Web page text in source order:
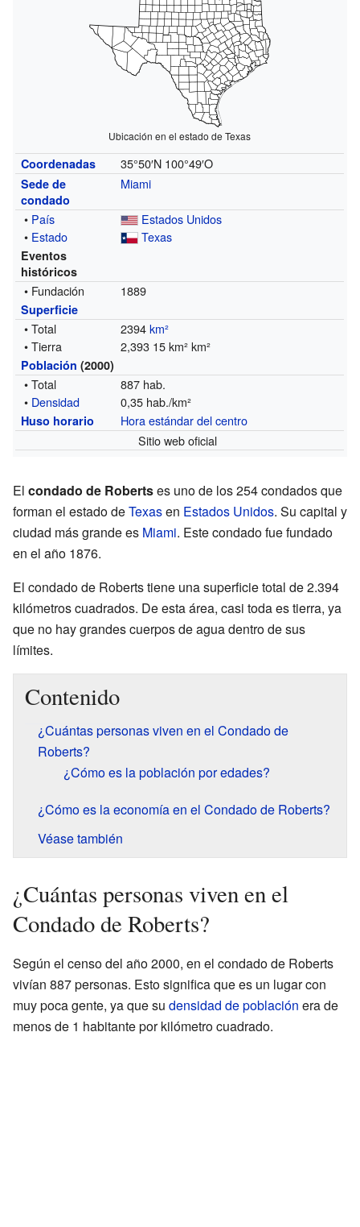
Ubicación en el estado de Texas
Coordenadas 35°50′N 100°49′O
Sede de
condado
Miami
• País
Estados Unidos
• Estado Texas
Eventos
históricos
• Fundación 1889
Superficie
• Total 2394km²
• Tierra
2,393 15 km² km²
Población (2000)
• Total
887 hab.
• Densidad 0,35 hab./km²
Huso horario
Hora estándar del centro
Sitio web oficial
El condado de Robertses uno de los 254 condados que
forman el estado deTexasen Estados Unidos. Su capital y
ciudad más grande es Miami. Este condado fue fundado
en el año 1876.
El condado de Roberts tiene una superficie total de 2.394
kilómetros cuadrados. De esta área, casi toda es tierra, ya
que no hay grandes cuerpos de agua dentro de sus
límites.
Contenido
¿Cuántas personas viven en el Condado de
Roberts?
¿Cómo es la población por edades?
¿Cómo es la economía en el Condado de Roberts?
Véase también
¿Cuántas personas viven en el
Condado de Roberts?
Según el censo del año 2000, en el condado de Roberts
vivían 887 personas. Esto significa que es un lugar con
muy poca gente, ya que su densidad de población era de
menos de 1 habitante por kilómetro cuadrado.